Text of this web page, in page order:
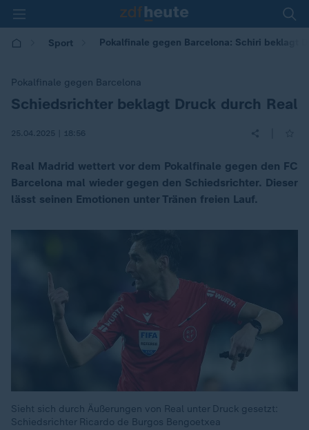
Sport Pokalfinale gegen Barcelona: Schiri beklagt
Pokalfinale gegen Barcelona
:
Schiedsrichter beklagt Druck durch Real
25.04.2025 | 18:56
Real Madrid wettert vor dem Pokalfinale gegen den FC
Barcelona mal wieder gegen den Schiedsrichter. Dieser
lässt seinen Emotionen unter Tränen freien Lauf.
Sieht sich durch Äußerungen von Real unter Druck gesetzt:
Schiedsrichter Ricardo de Burgos Bengoetxea